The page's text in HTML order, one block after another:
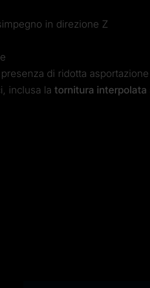
in direzione Z
di ridotta asportazione
inclusa la tornitura interpolata